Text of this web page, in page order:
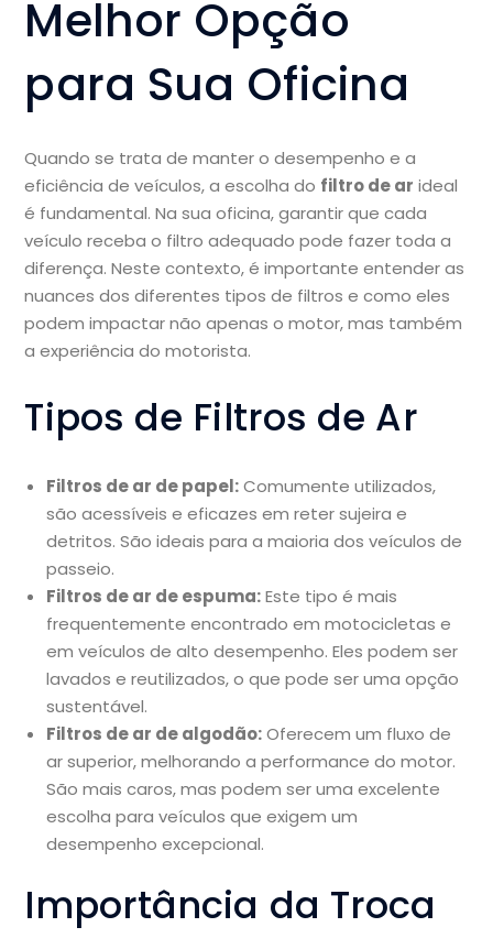
Melhor Opção
para Sua Oficina
Quando se trata de manter o desempenho e a
eficiência de veículos, a escolha do filtro de ar ideal
é fundamental. Na sua oficina, garantir que cada
veículo receba o filtro adequado pode fazer toda a
diferença. Neste contexto, é importante entender as
nuances dos diferentes tipos de filtros e como eles
podem impactar não apenas o motor, mas também
a experiência do motorista.
Tipos de Filtros de Ar
Filtros de ar de papel:Comumente utilizados,
são acessíveis e eficazes em reter sujeira e
detritos. São ideais para a maioria dos veículos de
passeio.
Filtros de ar de espuma:Este tipo é mais
frequentemente encontrado em motocicletas e
em veículos de alto desempenho. Eles podem ser
lavados e reutilizados, o que pode ser uma opção
sustentável.
Filtros de ar de algodão:Oferecem um fluxo de
ar superior, melhorando a performance do motor.
São mais caros, mas podem ser uma excelente
escolha para veículos que exigem um
desempenho excepcional.
Importância da Troca